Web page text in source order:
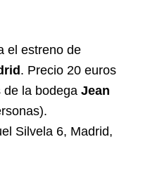
el estreno de
. Precio 20 euros
de la bodega Jean
Silvela 6, Madrid,